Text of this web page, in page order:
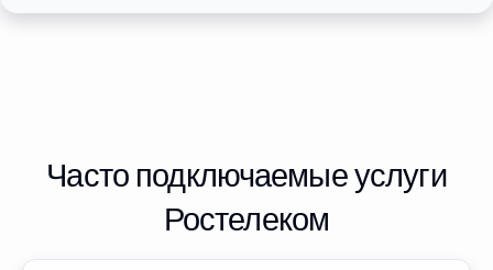
Часто подключаемые услуги
Ростелеком